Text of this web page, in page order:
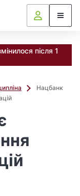
після 1
Нацбанк